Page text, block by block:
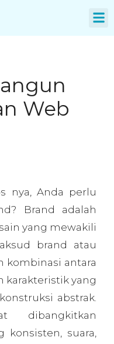
Web
nya, Anda perlu
Brand adalah
yang mewakili
brand atau
kombinasi antara
karakteristik yang
abstrak.
dibangkitkan
konsisten, suara,